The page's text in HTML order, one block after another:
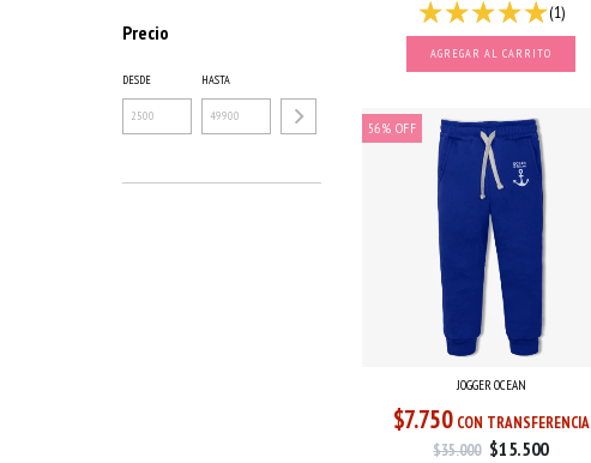
Precio
DESDE HASTA
(1)
AGREGAR AL CARRITO
56% OFF
JOGGER OCEAN
$7.750 CON TRANSFERENCIA
$35.000 $15.500